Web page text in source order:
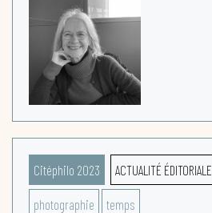
Citéphilo 2023 ACTUALITÉ ÉDITORIALE
photographie temps